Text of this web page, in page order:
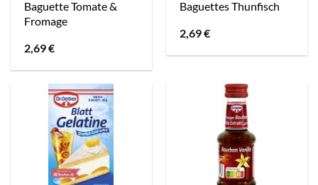
Baguette Tomate &
Fromage
2,69€
Baguettes Thunfisch
2,69€